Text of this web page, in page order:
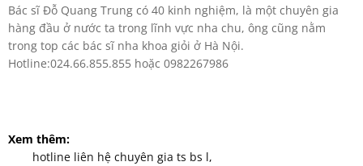
Bác sĩ Đỗ Quang Trung có 40 kinh nghiệm, là một chuyên gia
hàng đầu ở nước ta trong lĩnh vực nha chu, ông cũng nằm
trong top các bác sĩ nha khoa giỏi ở Hà Nội.
Hotline:024.66.855.855 hoặc 0982267986
Xem thêm:
hotline liên hệ chuyên gia ts bs l,